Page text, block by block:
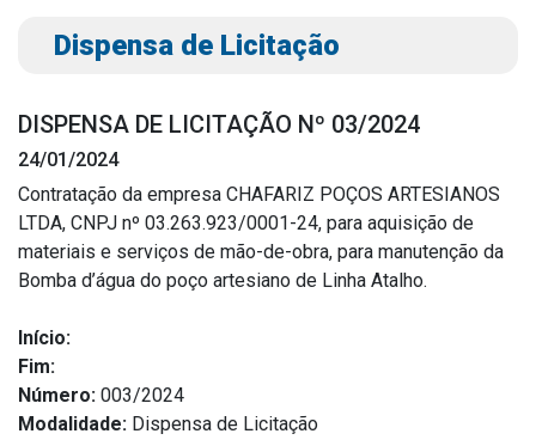
Gabinete do Vice-prefeito
Símbolos Oficiais
Estrutura Organizacional
Secretarias
Administração
Agricultura e Meio Ambiente
Assistência Social
Dispensa de Licitação
DISPENSA DE LICITAÇÃO Nº 03/2024
24/01/2024
Contratação da empresa CHAFARIZ POÇOS ARTESIANOS
LTDA, CNPJ nº 03.263.923/0001-24, para aquisição de
materiais e serviços de mão-de-obra, para manutenção da
Bomba d’água do poço artesiano de Linha Atalho.
Início:
Fim:
Número: 003/2024
Modalidade: Dispensa de Licitação